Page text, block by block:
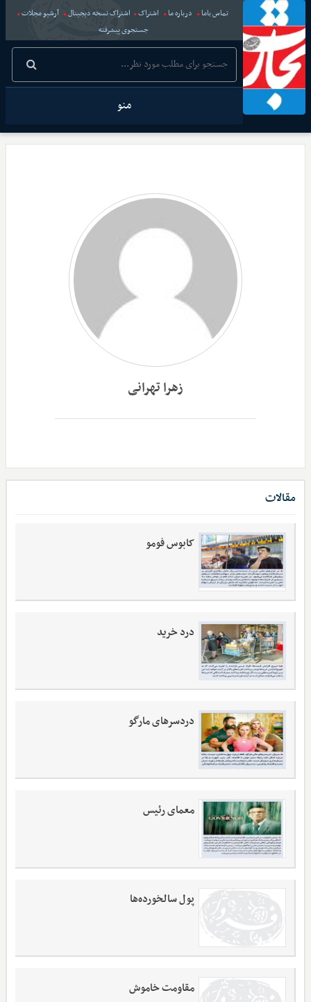
تماس باما درباره ما اشتراک اشتراک نسخه دیجیتال
آرشیو مجلات
جستجوی پیشرفته
منو
زهرا تهرانی
مقالات
کابوس فومو
درد خرید
دردسرهای مارگو
معمای رئیس
پول سالخورده‌ها
مقاومت خاموش